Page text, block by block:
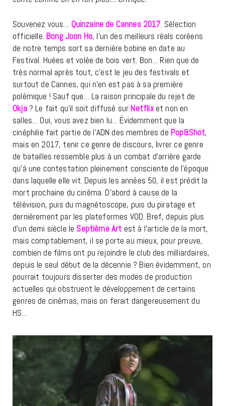
Souvenez vous… Quinzaine de Cannes 2017. Sélection
officielle.Bong Joon Ho, l’un des meilleurs réals coréens
de notre temps sort sa dernière bobine en date au
Festival. Huées et volée de bois vert. Bon… Rien que de
très normal après tout, c’est le jeu des festivals et
surtout de Cannes, qui n’en est pas à sa première
polémique ! Sauf que… La raison principale du rejet de
Okja ? Le fait qu’il soit diffusé surNetflix et non en
salles… Oui, vous avez bien lu… Évidemment que la
cinéphilie fait partie de l’ADN des membres de Pop&Shot,
mais en 2017, tenir ce genre de discours, livrer ce genre
de batailles ressemble plus à un combat d’arrière garde
qu’à une contestation pleinement consciente de l’époque
dans laquelle elle vit. Depuis les années 50, il est prédit la
mort prochaine du cinéma. D’abord à cause de la
télévision, puis du magnétoscope, puis du piratage et
dernièrement par les plateformes VOD. Bref, depuis plus
d’un demi siècle le Septième Art est à l’article de la mort,
mais comptablement, il se porte au mieux, pour preuve,
combien de films ont pu rejoindre le club des milliardaires,
depuis le seul début de la décennie ? Bien évidemment, on
pourrait toujours disserter des modes de production
actuelles qui obstruent le développement de certains
genres de cinémas, mais on ferait dangereusement du
HS…